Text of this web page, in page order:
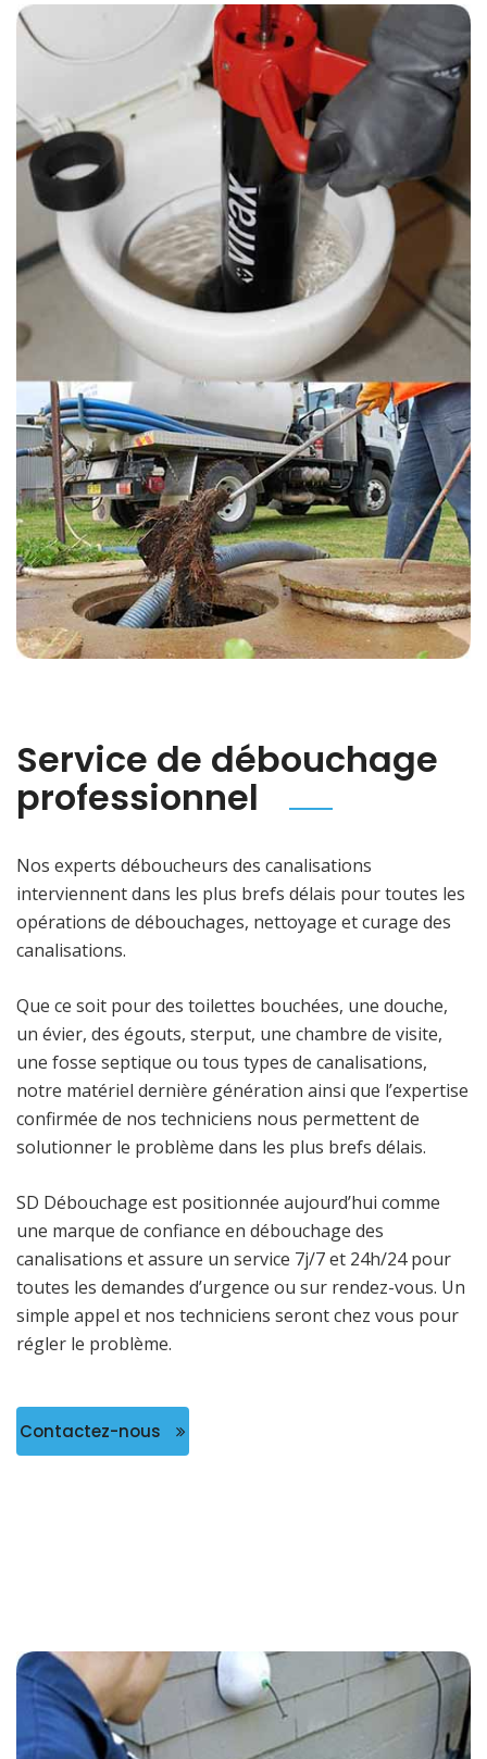
Service de débouchage
professionnel
Nos experts déboucheurs des canalisations
interviennent dans les plus brefs délais pour toutes les
opérations de débouchages, nettoyage et curage des
canalisations.
Que ce soit pour des toilettes bouchées, une douche,
un évier, des égouts, sterput, une chambre de visite,
une fosse septique ou tous types de canalisations,
notre matériel dernière génération ainsi que l’expertise
confirmée de nos techniciens nous permettent de
solutionner le problème dans les plus brefs délais.
SD Débouchage est positionnée aujourd’hui comme
une marque de confiance en débouchage des
canalisations et assure un service 7j/7 et 24h/24 pour
toutes les demandes d’urgence ou sur rendez-vous. Un
simple appel et nos techniciens seront chez vous pour
régler le problème.
Contactez-nous